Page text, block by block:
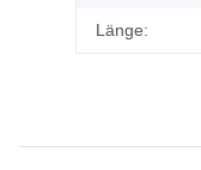
Länge: